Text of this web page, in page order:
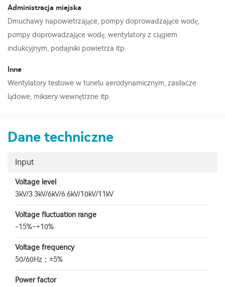
Administracja miejska
Dmuchawy napowietrzające, pompy doprowadzające wodę,
pompy doprowadzające wodę, wentylatory z ciągiem
indukcyjnym, podajniki powietrza itp.
Inne
Wentylatory testowe w tunelu aerodynamicznym, zasilacze
lądowe, miksery wewnętrzne itp.
Dane techniczne
Input
Voltage level
3kV/3.3kV/6kV/6.6kV/10kV/11kV
Voltage fluctuation range
-15%~+10%
Voltage frequency
50/60Hz；±5%
Power factor